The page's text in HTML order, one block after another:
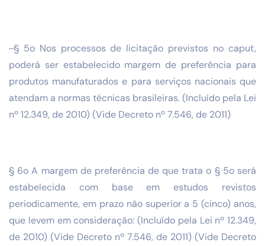
§ 5o Nos processos de licitação previstos no caput,
poderá ser estabelecido margem de preferência para
produtos manufaturados e para serviços nacionais que
atendam a normas técnicas brasileiras. (Incluído pela Lei
nº 12.349, de 2010) (Vide Decreto nº 7.546, de 2011)
§ 6o A margem de preferência de que trata o § 5o será
estabelecida com base em estudos revistos
periodicamente, em prazo não superior a 5 (cinco) anos,
que levem em consideração: (Incluído pela Lei nº 12.349,
de 2010) (Vide Decreto nº 7.546, de 2011) (Vide Decreto